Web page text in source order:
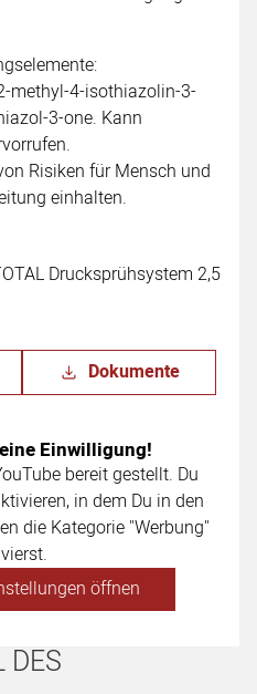
methyl-4-isothiazolin-3-
3-one. Kann
Risiken für Mensch und
einhalten.
Drucksprühsystem 2,5
Dokumente
Einwilligung!
bereit gestellt. Du
in dem Du in den
die Kategorie "Werbung"
öffnen
DES